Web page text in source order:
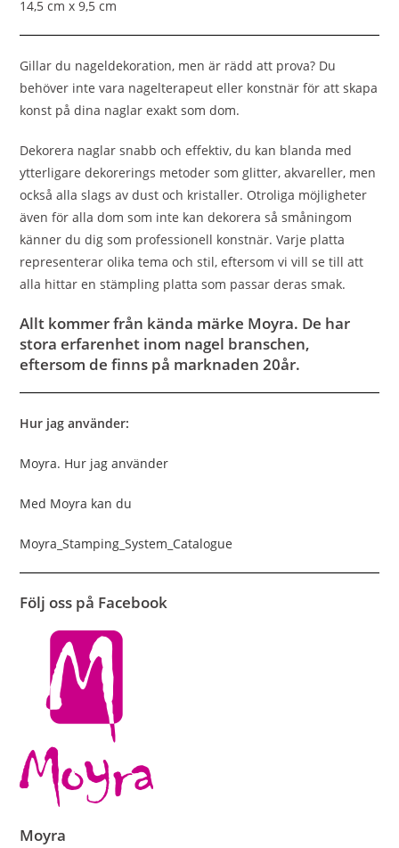
14,5 cm x 9,5 cm
Gillar du nageldekoration, men är rädd att prova? Du
behöver inte vara nagelterapeut eller konstnär för att skapa
konst på dina naglar exakt som dom.
Dekorera naglar snabb och effektiv, du kan blanda med
ytterligare dekorerings metoder som glitter, akvareller, men
också alla slags av dust och kristaller. Otroliga möjligheter
även för alla dom som inte kan dekorera så småningom
känner du dig som professionell konstnär. Varje platta
representerar olika tema och stil, eftersom vi vill se till att
alla hittar en stämpling platta som passar deras smak.
Allt kommer från kända märke Moyra. De har
stora erfarenhet inom nagel branschen,
eftersom de finns på marknaden 20år.
Hur jag använder:
Moyra. Hur jag använder
Med Moyra kan du
Moyra_Stamping_System_Catalogue
Följ oss på Facebook
Moyra